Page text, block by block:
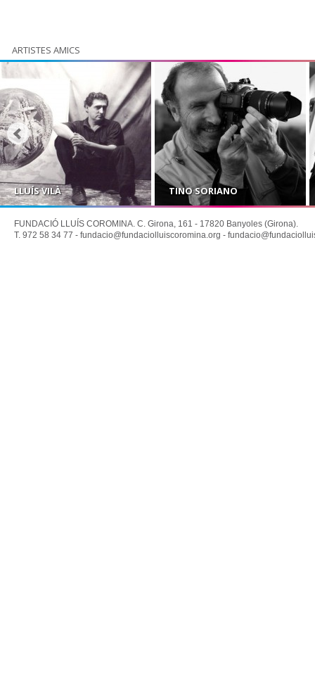
ARTISTES AMICS
LLUÍS VILÀ TINO SORIANO
FUNDACIÓ LLUÍS COROMINA. C. Girona, 161 - 17820 Banyoles (Girona).
T. 972 58 34 77 - fundacio@fundaciolluiscoromina.org -